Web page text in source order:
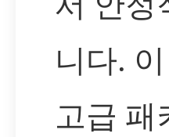
니다.
고급 패